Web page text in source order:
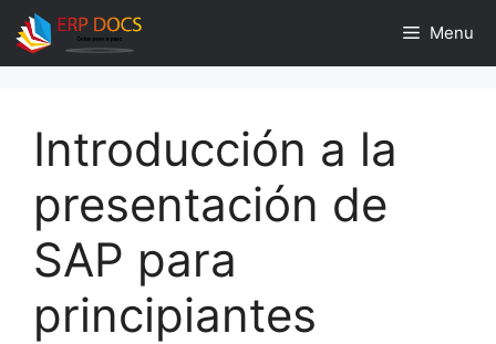
Skip
to
content
Menu
Introducción a la
presentación de
SAP para
principiantes